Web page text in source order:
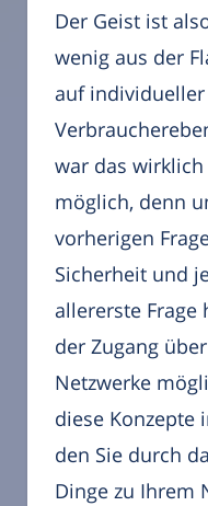
Der Geist ist
wenig aus der
auf individueller
war das
möglich, denn
vorherigen
Sicherheit und
allererste Frage
der Zugang
Netzwerke
diese Konzepte
den Sie durch
Dinge zu Ihrem